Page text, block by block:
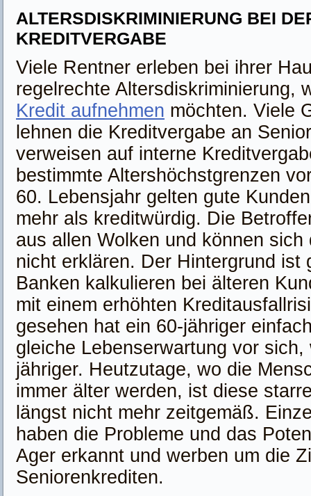
ALTERSDISKRIMINIERUNG BEI
KREDITVERGABE
Viele Rentner erleben bei ihrer
regelrechte Altersdiskriminierung,
Kredit aufnehmen möchten. Viele
lehnen die Kreditvergabe an
verweisen auf interne
bestimmte Altershöchstgrenzen
60. Lebensjahr gelten gute
mehr als kreditwürdig. Die
aus allen Wolken und können sich
nicht erklären. Der Hintergrund ist
Banken kalkulieren bei älteren
mit einem erhöhten
gesehen hat ein 60-jähriger
gleiche Lebenserwartung vor sich,
jähriger. Heutzutage, wo die
immer älter werden, ist diese
längst nicht mehr zeitgemäß.
haben die Probleme und das
Ager erkannt und werben um die
Seniorenkrediten.